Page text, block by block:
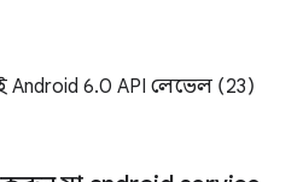
6.0 API লেভেল (23)